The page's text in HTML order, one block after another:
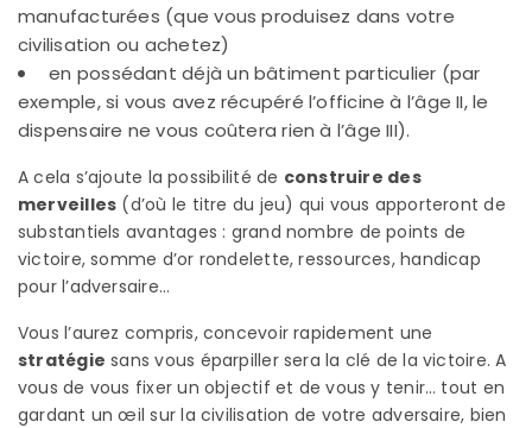
manufacturées (que vous produisez dans votre
civilisation ou achetez)
en possédant déjà un bâtiment particulier (par
exemple, si vous avez récupéré l’officine à l’âge II, le
dispensaire ne vous coûtera rien à l’âge III).
A cela s’ajoute la possibilité de construire des
merveilles (d’où le titre du jeu) qui vous apporteront de
substantiels avantages : grand nombre de points de
victoire, somme d’or rondelette, ressources, handicap
pour l’adversaire…
Vous l’aurez compris, concevoir rapidement une
stratégie sans vous éparpiller sera la clé de la victoire. A
vous de vous fixer un objectif et de vous y tenir… tout en
gardant un œil sur la civilisation de votre adversaire, bien